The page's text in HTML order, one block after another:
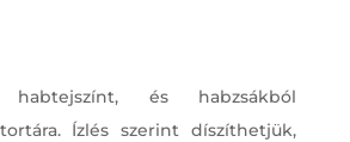
és habzsákból
Ízlés szerint díszíthetjük,